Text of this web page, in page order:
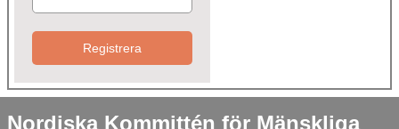
Registrera
Nordiska Kommittén för Mänskliga